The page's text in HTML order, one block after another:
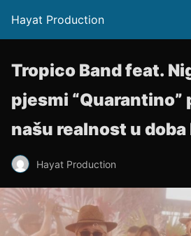
Hayat Production
Tropico Band feat.
pjesmi “Quarantino”
našu realnost u doba
Hayat Production